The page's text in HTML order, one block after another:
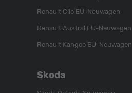
Renault Clio EU-Neuwagen
Renault Austral EU-Neuwagen
Renault Kangoo EU-Neuwagen
Skoda